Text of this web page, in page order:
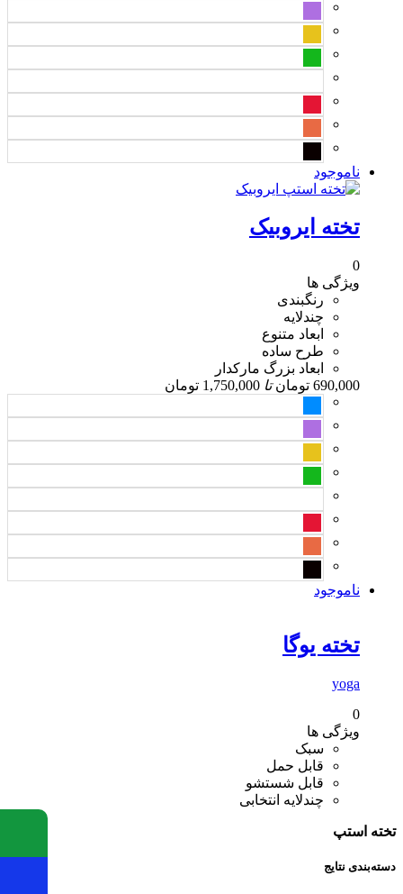
ناموجود
تخته ایروبیک
0
ویژگی ها
رنگبندی
چندلایه
ابعاد متنوع
طرح ساده
ابعاد بزرگ مارکدار
690,000 تومان تا 1,750,000 تومان
ناموجود
تخته یوگا
yoga
0
ویژگی ها
سبک
قابل حمل
قابل شستشو
چندلایه انتخابی
تخته استپ
دسته‌بندی نتایج